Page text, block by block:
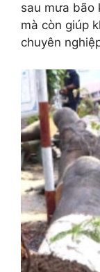
sau mưa bão
mà còn giúp
chuyên